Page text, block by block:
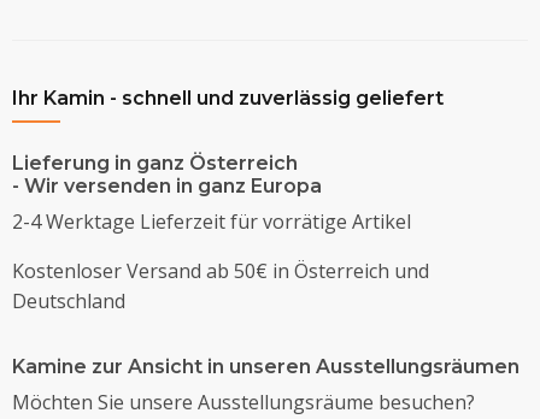
Ihr Kamin - schnell und zuverlässig geliefert
Lieferung in ganz Österreich
- Wir versenden in ganz Europa
2-4 Werktage Lieferzeit für vorrätige Artikel
Kostenloser Versand ab 50€ in Österreich und
Deutschland
Kamine zur Ansicht in unseren Ausstellungsräumen
Möchten Sie unsere Ausstellungsräume besuchen?